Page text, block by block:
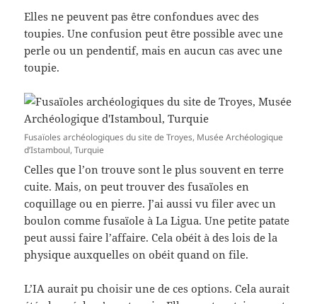
Elles ne peuvent pas être confondues avec des
toupies. Une confusion peut être possible avec une
perle ou un pendentif, mais en aucun cas avec une
toupie.
Fusaïoles archéologiques du site de Troyes, Musée Archéologique
d’Istamboul, Turquie
Celles que l’on trouve sont le plus souvent en terre
cuite. Mais, on peut trouver des fusaïoles en
coquillage ou en pierre. J’ai aussi vu filer avec un
boulon comme fusaïole à La Ligua. Une petite patate
peut aussi faire l’affaire. Cela obéit à des lois de la
physique auxquelles on obéit quand on file.
L’IA aurait pu choisir une de ces options. Cela aurait